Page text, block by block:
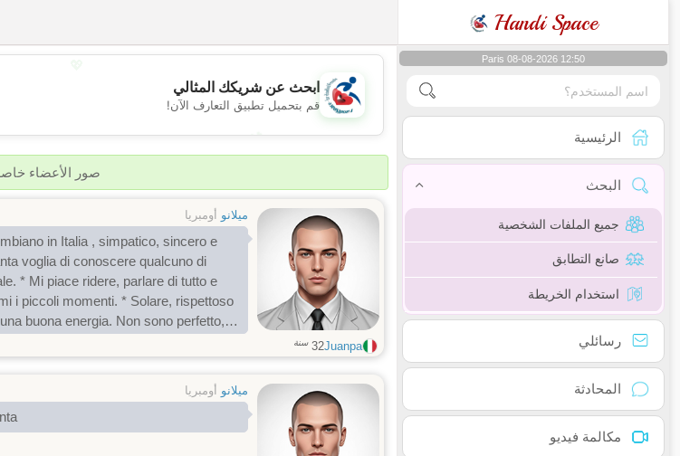
Handi Space
Paris 08-08-2026 12:50
الرئيسية
البحث
جميع الملفات الشخصية
صانع التطابق
استخدام الخريطة
رسائلي
المحادثة
مكالمة فيديو
ابحث عن شريكك المثالي
قم بتحميل تطبيق التعارف الآن!
صور الأعضاء
ميلانو أومبريا
in Italia , simpatico, sincero e
voglia di conoscere qualcuno di
* Mi piace ridere, parlare di tutto e
i piccoli momenti. * Solare, rispettoso
buona energia. Non sono perfetto,
latino e un sorriso sincero
Juanpa
32 سنة
ميلانو أومبريا